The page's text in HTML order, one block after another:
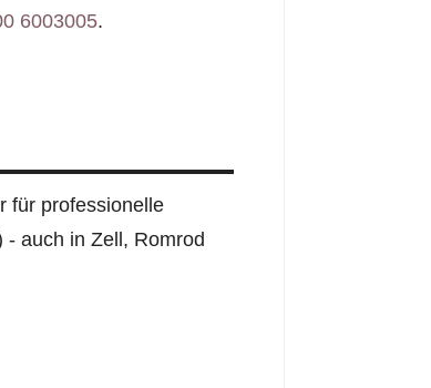
6003005.
für professionelle
- auch in Zell, Romrod